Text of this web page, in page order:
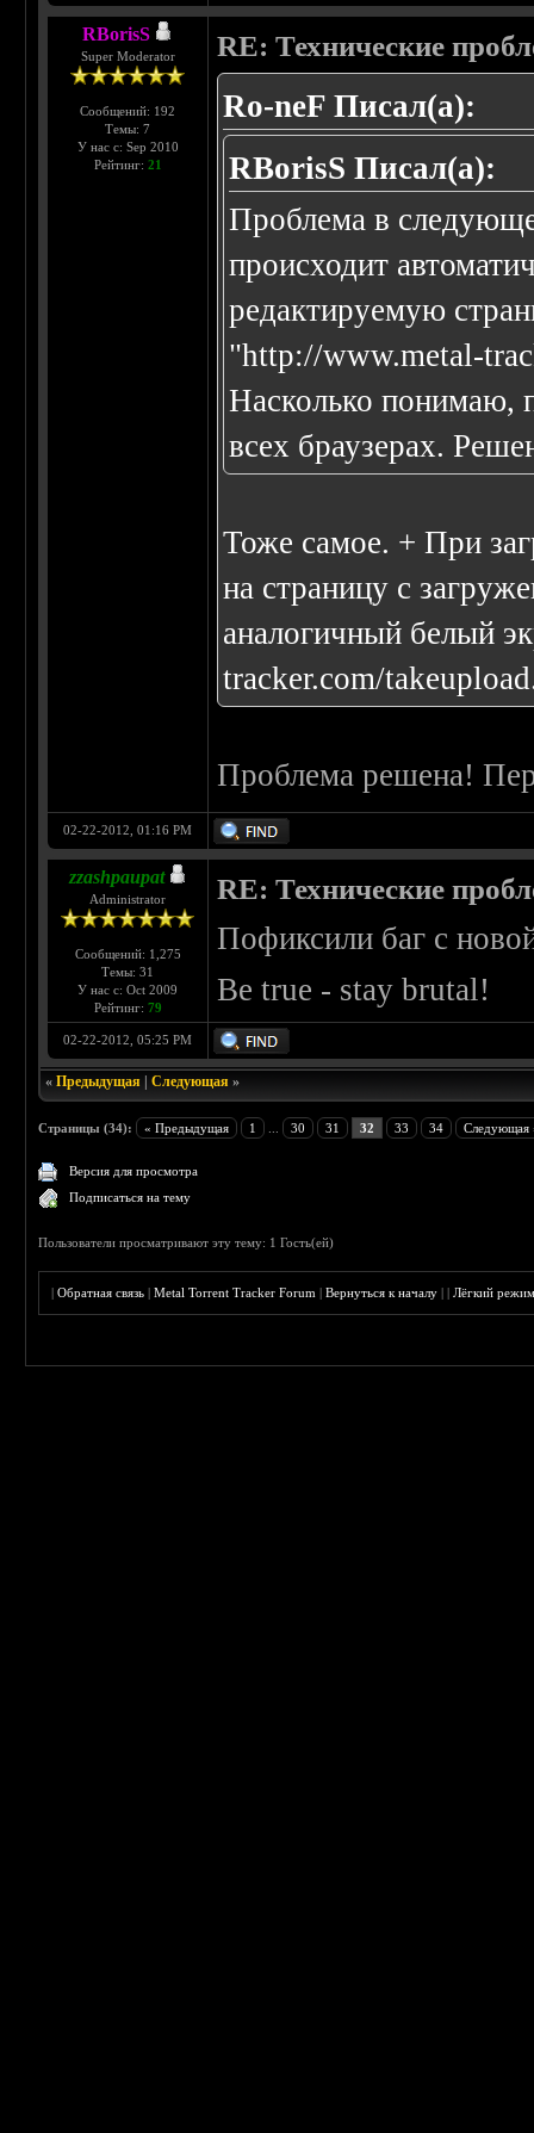
RBorisS
Super Moderator
Сообщений: 192
Темы: 7
У нас с: Sep 2010
Рейтинг: 21
RE: Технические
Ro-neF Писал(а):
RBorisS Писал(а):
Проблема в
происходит
редактируемую
"http://www.metal-
Насколько понимаю,
всех браузерах.
Тоже самое. + При
на страницу с
аналогичный белый
tracker.com/
Проблема решена!
02-22-2012, 01:16 PM
zzashpaupat
Administrator
Сообщений: 1,275
Темы: 31
У нас с: Oct 2009
Рейтинг: 79
RE: Технические
Пофиксили баг с
Be true - stay brutal!
02-22-2012, 05:25 PM
«Предыдущая |Следующая »
Страницы (34): « Предыдущая 1 30 31 32 33 34 Следующая
Версия для просмотра
Подписаться на тему
Пользователи просматривают эту тему: 1 Гость(ей)
|Обратная связь |Metal Torrent Tracker Forum |Вернуться к началу ||Лёгкий